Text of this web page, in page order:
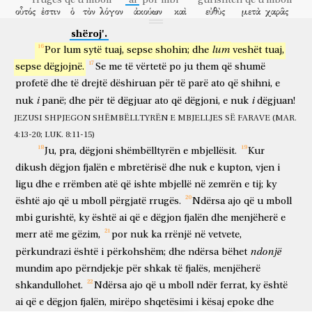
οὗτός ἐστιν ὁ τὸν λόγον ἀκούων καὶ εὐθὺς μετὰ χαρᾶς
që merr
αὐτόν;
atë
οὐκ
nuk ka por rrënjë në vetvete përkundrazi
πρόσκαιρός
i përkohshëm
ἐστιν;
është
γενομένης
ndërsa u bë
δὲ
dhe
θλίψεως
mundim
ἢ
apo
διωγμοῦ
përndjekje
διὰ
për shkak
τὸν λόγον,
të fjalës
εὐθὺς
menjëherë
σκανδαλίζεται.
shkandullohet
ὁ
ai
δὲ
por
τὰς ἀκάνθας
ferrat
σπαρείς,
që u mboll
οὗτός
ky
ἐστιν
është
ὁ
ai
τὸν λόγον
fjalën
ἀκούων,
që dëgjon
καὶ
dhe
ἡ μέριμνα
shqetësimi
τοῦ
πλούτου
i pasurisë
συνπνίγει
mbyt
τὸν λόγον,
fjalën
καὶ
dhe
ἄκαρπος
e pafrytshme
γίνεται.
bëhet ai
por
ἐπὶ
mbi
τὴν καλὴν
e mirë tokën
σπαρείς,
që u mboll
οὗτός
ky është ai
λόγον
fjalën
ἀκούων
që dëgjon
καὶ
dhe
συνιείς;
që kupton
ὃς
i cili
δὴ
vërtet
καρποφορεῖ
jep fryt
καὶ ποιεῖ,
bën
ὃ
njëri
μὲν ἑκατὸν,
njëqind
ὃ
njëri
δὲ
dhe
ἑξήκοντα,
gjashtëdhjetë
ὃ
njëri
δὲ
dhe
τριάκοντα.
tridhjetë
ἄλλην παραβολὴν παρέθηκεν αὐτοῖς λέγων, ὡμοιώθη ἡ
Βασιλεία
Mbretëria
τῶν Οὐρανῶν,
e Qiejve
ἀνθρώπῳ
njeriu
σπείραντι
që mbolli
καλὸν
të mirë
σπέρμα
farë në
τῷ ἀγρῷ
arën
αὐτοῦ.
e tij në
δὲ
por
καθεύδειν
të fjeturit
τοὺς ἀνθρώπους,
njerëzit
ἦλθεν
erdhi
dhe të mos kthehen, dhe kështu nuk do t'i
shëroj'.
Por lum sytë tuaj, sepse shohin; dhe lum veshët tuaj,
sepse dëgjojnë. Se me të vërtetë po ju them që shumë
profetë dhe të drejtë dëshiruan për të parë ato që shihni, e
nuk i panë; dhe për të dëgjuar ato që dëgjoni, e nuk i dëgjuan!
JEZUSI SHPJEGON SHËMBËLLTYRËN E MBJELLJES SË FARAVE (MAR.
4:13-20; LUK. 8:11-15)
Ju, pra, dëgjoni shëmbëlltyrën e mbjellësit.
Kur
dikush dëgjon fjalën e mbretërisë dhe nuk e kupton, vjen i
ligu dhe e rrëmben atë që ishte mbjellë në zemrën e tij; ky
është ajo që u mboll përgjatë rrugës. Ndërsa ajo që u mboll
mbi gurishtë, ky është ai që e dëgjon fjalën dhe menjëherë e
merr atë me gëzim, por nuk ka rrënjë në vetvete,
përkundrazi është i përkohshëm; dhe ndërsa bëhet ndonjë
mundim apo përndjekje për shkak të fjalës, menjëherë
shkandullohet.
Ndërsa ajo që u mboll ndër ferrat, ky është
ai që e dëgjon fjalën, mirëpo shqetësimi i kësaj epoke dhe